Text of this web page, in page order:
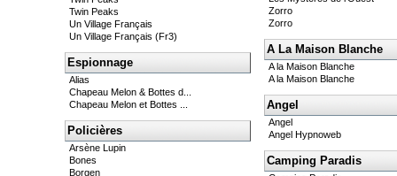
Twin Peaks
Un Village Français
Un Village Français (Fr3)
Espionnage
Alias
Chapeau Melon & Bottes d...
Chapeau Melon et Bottes ...
Policières
Arsène Lupin
Bones
Borgen
Zorro
Zorro
A La Maison Blanche
A la Maison Blanche
A la Maison Blanche
Angel
Angel
Angel Hypnoweb
Camping Paradis